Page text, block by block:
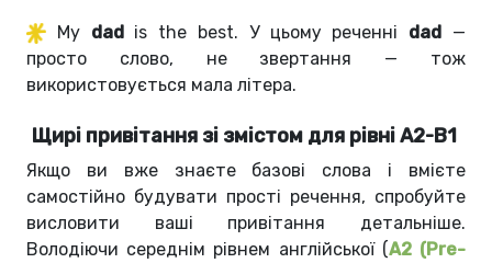
My dad is the best. У цьому реченні dad —
просто слово, не звертання — тож
використовується мала літера.
Щирі привітання зі змістом для рівні А2-В1
Якщо ви вже знаєте базові слова і вмієте
самостійно будувати прості речення, спробуйте
висловити ваші привітання детальніше.
Володіючи середнім рівнем англійської (A2 (Pre-